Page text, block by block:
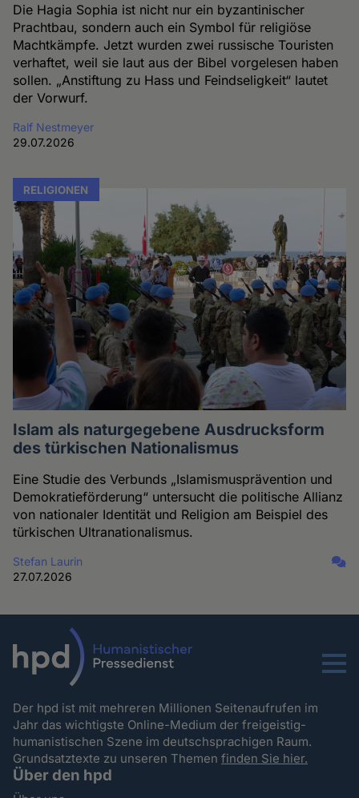
Die Hagia Sophia ist nicht nur ein byzantinischer
Prachtbau, sondern auch ein Symbol für religiöse
Machtkämpfe. Jetzt wurden zwei russische Touristen
verhaftet, weil sie laut aus der Bibel vorgelesen haben
sollen. „Anstiftung zu Hass und Feindseligkeit“ lautet
der Vorwurf.
Ralf Nestmeyer
29.07.2026
RELIGIONEN
Islam als naturgegebene Ausdrucksform
des türkischen Nationalismus
Eine Studie des Verbunds „Islamismusprävention und
Demokratieförderung“ untersucht die politische Allianz
von nationaler Identität und Religion am Beispiel des
türkischen Ultranationalismus.
Stefan Laurin
27.07.2026
Menu
Der hpd ist mit mehreren Millionen Seitenaufrufen im
Jahr das wichtigste Online-Medium der freigeistig-
humanistischen Szene im deutschsprachigen Raum.
Grundsatztexte zu unseren Themenfinden Sie hier.
Über den hpd